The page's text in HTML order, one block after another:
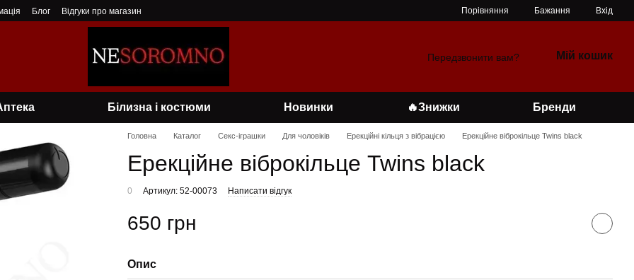
Блог Відгуки про магазин Порівняння Бажання Вхід
Передзвонити вам? Мій кошик
Білизна і костюми Новинки 🔥Знижки Бренди
Головна Каталог Секс-іграшки Для чоловіків Ерекційні кільця з вібрацією Ерекційне віброкільце Twins black
Ерекційне віброкільце Twins black
0 Артикул: 52-00073 Написати відгук
650 грн
Опис